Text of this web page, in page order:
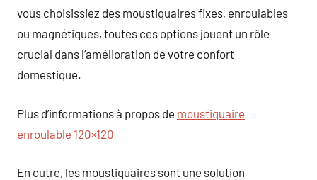
vous choisissiez des moustiquaires fixes, enroulables
ou magnétiques, toutes ces options jouent un rôle
crucial dans l’amélioration de votre confort
domestique.
Plus d’informations à propos de moustiquaire
enroulable 120×120
En outre, les moustiquaires sont une solution